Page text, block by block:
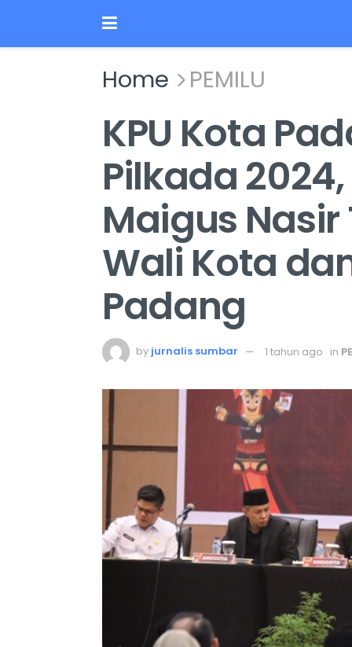
Home PEMILU
KPU Kota
Pilkada
Maigus
Wali Kota
Padang
by jurnalis sumbar 1 tahun ago in